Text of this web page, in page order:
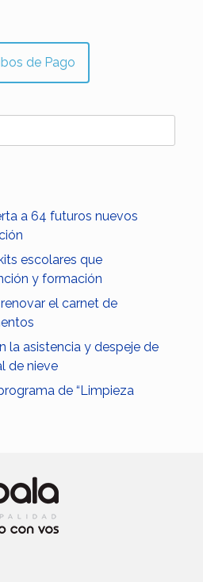
de Pago
a 64 futuros nuevos
escolares que
y formación
el carnet de
la asistencia y despeje de
de nieve
de “Limpieza